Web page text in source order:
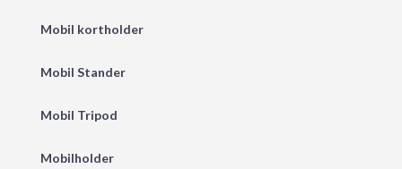
Mobil kortholder
Mobil Stander
Mobil Tripod
Mobilholder